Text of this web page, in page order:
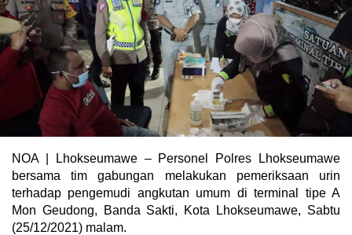
NOA | Lhokseumawe – Personel Polres Lhokseumawe
bersama tim gabungan melakukan pemeriksaan urin
terhadap pengemudi angkutan umum di terminal tipe A
Mon Geudong, Banda Sakti, Kota Lhokseumawe, Sabtu
(25/12/2021) malam.